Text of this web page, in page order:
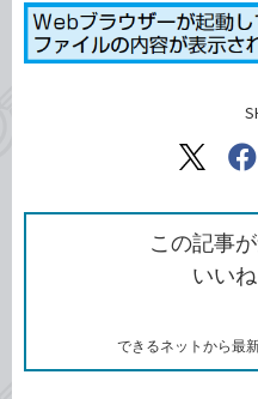
X（旧
で
シ
ェ
ア
この記事
いい
できるネットから最